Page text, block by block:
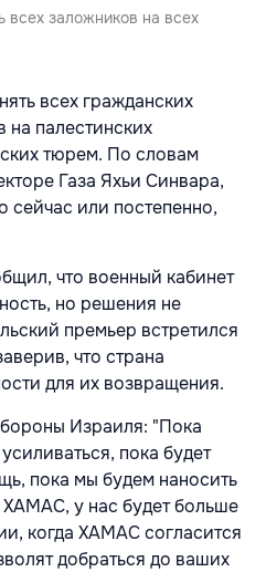
заложников на всех
всех гражданских
на палестинских
тюрем. По словам
Газа Яхьи Синвара,
сейчас или постепенно,
что военный кабинет
но решения не
премьер встретился
что страна
для их возвращения.
Израиля: "Пока
пока будет
пока мы будем наносить
у нас будет больше
когда ХАМАС согласится
добраться до ваших